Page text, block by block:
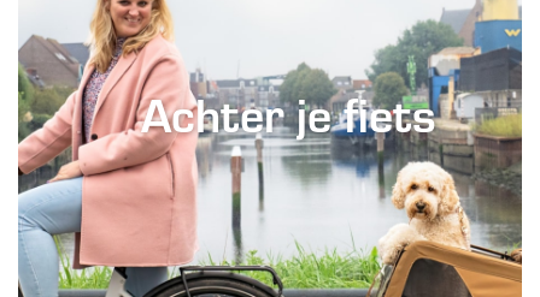
Achter je fiets